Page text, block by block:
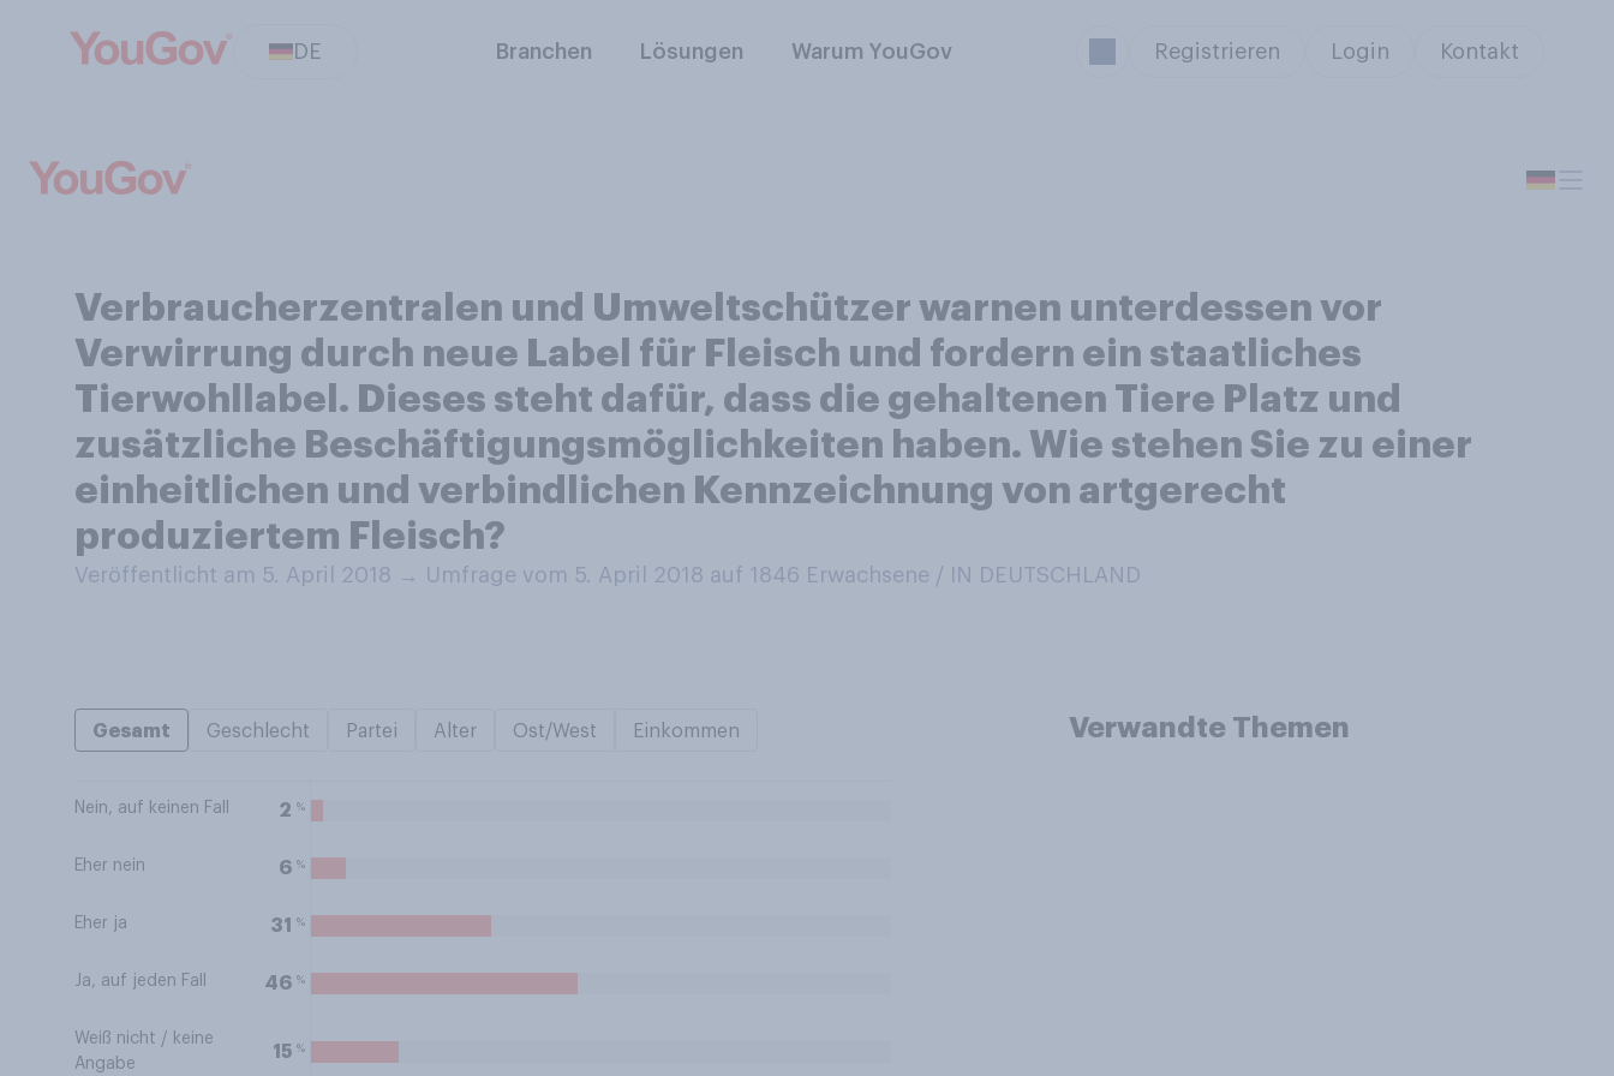
DE Branchen Lösungen Warum YouGov Registrieren Login Kontakt
Verbraucherzentralen und Umweltschützer warnen unterdessen vor
Verwirrung durch neue Label für Fleisch und fordern ein staatliches
Tierwohllabel. Dieses steht dafür, dass die gehaltenen Tiere Platz und
zusätzliche Beschäftigungsmöglichkeiten haben. Wie stehen Sie zu einer
einheitlichen und verbindlichen Kennzeichnung von artgerecht
produziertem Fleisch?
Veröffentlicht am 5. April 2018 → Umfrage vom 5. April 2018 auf 1846 Erwachsene / IN DEUTSCHLAND
Gesamt Geschlecht Partei Alter Ost/West Einkommen
Nein, auf keinen Fall 2 %
Eher nein 6 %
Eher ja 31 %
Ja, auf jeden Fall 46 %
Weiß nicht / keine
Angabe
15 %
Verwandte Themen